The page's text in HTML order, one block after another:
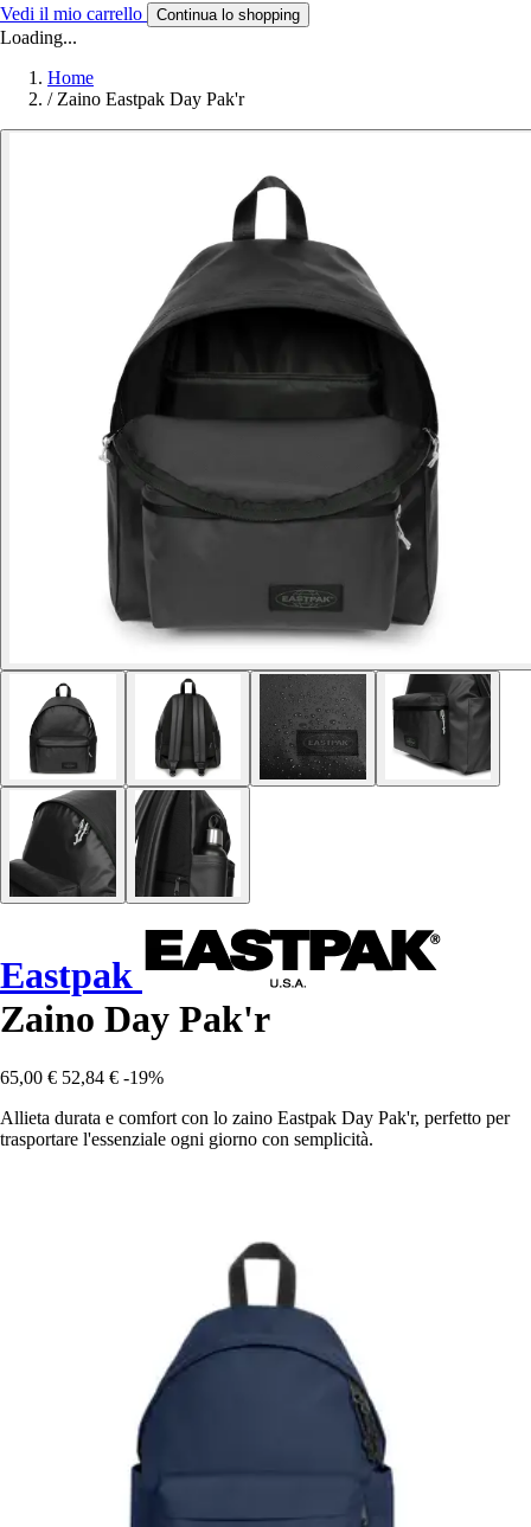
Vedi il mio carrello Continua lo shopping
Loading...
Home
/ Zaino Eastpak Day Pak'r
Eastpak
Zaino Day Pak'r
65,00 € 52,84 € -19%
Allieta durata e comfort con lo zaino Eastpak Day Pak'r, perfetto per
trasportare l'essenziale ogni giorno con semplicità.